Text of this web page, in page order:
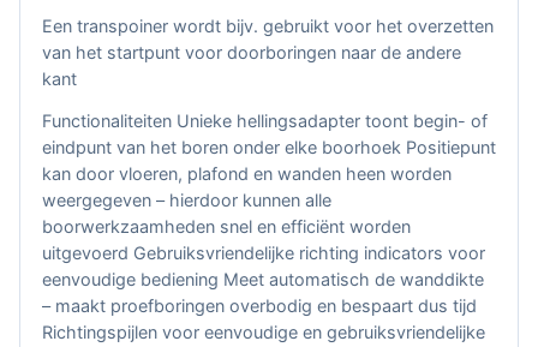
Een transpoiner wordt bijv. gebruikt voor het overzetten
van het startpunt voor doorboringen naar de andere
kant
Functionaliteiten Unieke hellingsadapter toont begin- of
eindpunt van het boren onder elke boorhoek Positiepunt
kan door vloeren, plafond en wanden heen worden
weergegeven – hierdoor kunnen alle
boorwerkzaamheden snel en efficiënt worden
uitgevoerd Gebruiksvriendelijke richting indicators voor
eenvoudige bediening Meet automatisch de wanddikte
– maakt proefboringen overbodig en bespaart dus tijd
Richtingspijlen voor eenvoudige en gebruiksvriendelijke